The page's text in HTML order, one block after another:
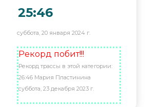
25:46
суббота, 20 января 2024 г.
Рекорд побит!!!
Рекорд трассы в этой категории:
26:46 Мария Пластинина
суббота, 23 декабря 2023 г.